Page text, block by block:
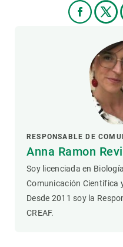
RESPONSABLE DE
Anna Ramon
Soy licenciada en
Comunicación Científica
Desde 2011 soy la
CREAF.